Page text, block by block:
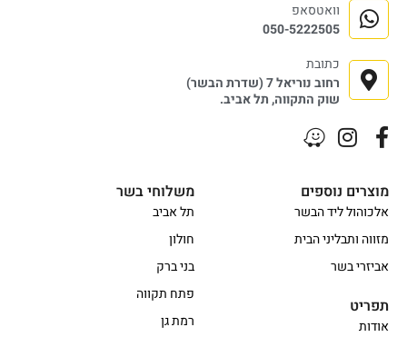
משלוחי בשר
תל אביב
חולון
בני ברק
פתח תקווה
רמת גן
מוצרים נוספים
אלכוהול ליד הבשר
מזווה ותבליני הבית
אביזרי בשר
תפריט
אודות
וואטסאפ
050-5222505
כתובת
רחוב נוריאל 7 (שדרת הבשר)
שוק התקווה, תל אביב.